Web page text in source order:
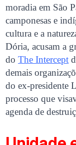
moradia em São
camponesas e
cultura e a
Dória, acusam a
doThe Intercept
demais
do ex-presidente
processo que
agenda de